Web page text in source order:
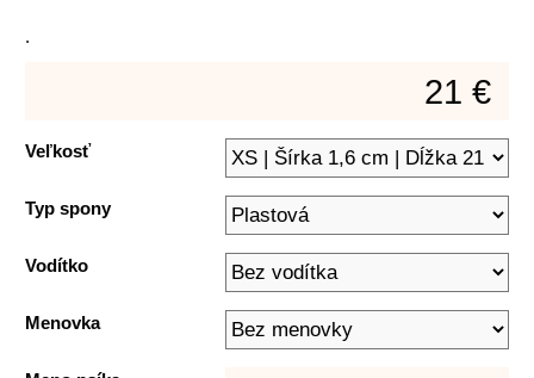
.
21 €
Veľkosť
Typ spony
Vodítko
Menovka